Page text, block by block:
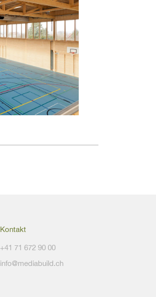
Kontakt
+41 71 672 90 00
info@mediabuild.ch